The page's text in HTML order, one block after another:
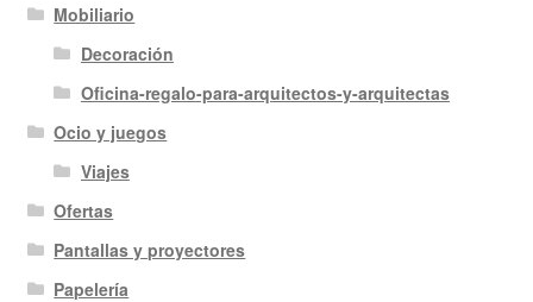
Mobiliario
Decoración
Oficina-regalo-para-arquitectos-y-arquitectas
Ocio y juegos
Viajes
Ofertas
Pantallas y proyectores
Papelería